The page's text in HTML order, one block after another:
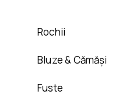
Rochii
Bluze & Cămăși
Fuste